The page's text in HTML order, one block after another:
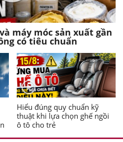
máy móc sản xuất gần
có tiêu chuẩn
Hiểu đúng quy chuẩn kỹ
thuật khi lựa chọn ghế ngồi
ô tô cho trẻ